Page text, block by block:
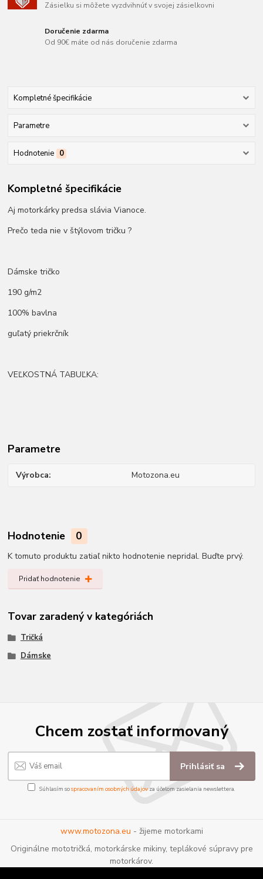
Zásielku si môžete vyzdvihnúť v svojej zásielkovni
Doručenie zdarma
Od 90€ máte od nás doručenie zdarma
Kompletné špecifikácie
Parametre
Hodnotenie 0
Kompletné špecifikácie
Aj motorkárky predsa slávia Vianoce.
Prečo teda nie v štýlovom tričku ?
Dámske tričko
190 g/m2
100% bavlna
guľatý priekrčník
VEĽKOSTNÁ TABUĽKA:
Parametre
Výrobca Motozona.eu
Hodnotenie 0
K tomuto produktu zatiaľ nikto hodnotenie nepridal. Buďte prvý.
Pridať hodnotenie
Tovar zaradený v kategóriách
Tričká
Dámske
Chcem zostať informovaný
Prihlásiť sa
Súhlasím sospracovaním osobných údajov za účelom zasielania newslettera.
www.motozona.eu - žijeme motorkami
Originálne mototričká, motorkárske mikiny, teplákové súpravy pre
motorkárov.